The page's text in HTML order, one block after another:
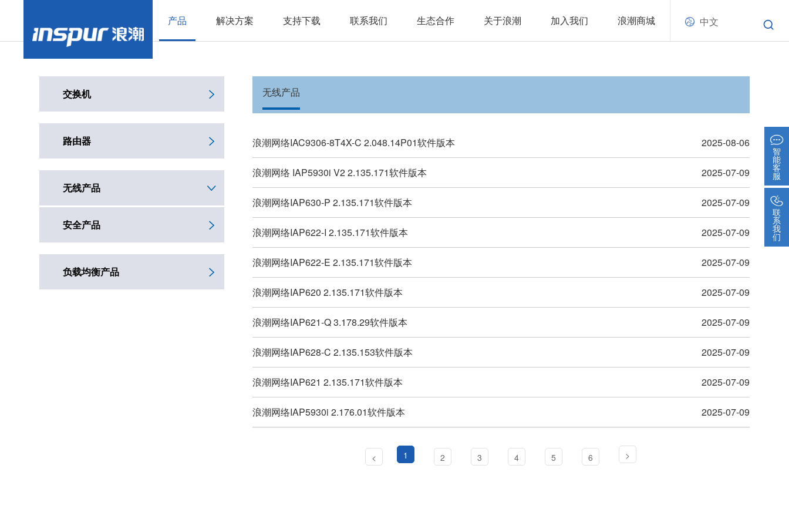
产品 解决方案 支持下载 联系我们 生态合作 关于浪潮 加入我们 浪潮商城 中文
交换机
路由器
无线产品
安全产品
负载均衡产品
无线产品
浪潮网络IAC9306-8T4X-C 2.048.14P01软件版本 2025-08-06
浪潮网络 IAP5930i V2 2.135.171软件版本 2025-07-09
浪潮网络IAP630-P 2.135.171软件版本 2025-07-09
浪潮网络IAP622-I 2.135.171软件版本 2025-07-09
浪潮网络IAP622-E 2.135.171软件版本 2025-07-09
浪潮网络IAP620 2.135.171软件版本 2025-07-09
浪潮网络IAP621-Q 3.178.29软件版本 2025-07-09
浪潮网络IAP628-C 2.135.153软件版本 2025-07-09
浪潮网络IAP621 2.135.171软件版本 2025-07-09
浪潮网络IAP5930i 2.176.01软件版本 2025-07-09
< 1 2 3 4 5 6 >
智
能
客
服
联
系
我
们